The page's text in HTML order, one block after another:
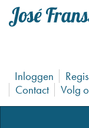
Inloggen
Contact
Volg